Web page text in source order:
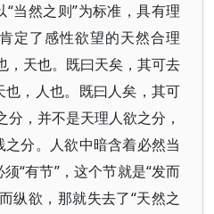
当然之则”为标准，具有理
定了感性欲望的天然合理
，天也。既曰天矣，其可去
，人也。既曰人矣，其可
，并不是天理人欲之分，
分。人欲中暗含着必然当
“有节”，这个节就是“发而
纵欲，那就失去了“天然之